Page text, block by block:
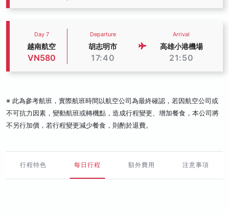
Day 7
越南航空
VN580
Departure
胡志明市
17:40
Arrival
高雄小港機場
21:50
※ 此為參考航班，實際航班時間以航空公司為最終確認，若因航空公司或
不可抗力因素，變動航班或轉機點，造成行程變更、增加餐食，本公司將
不另行加價，若行程變更減少餐食，則酌於退費。
行程特色 每日行程 額外費用 注意事項